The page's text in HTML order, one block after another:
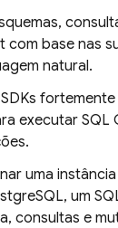
com base nas
natural.
executarSQL
uma
um
consultas e